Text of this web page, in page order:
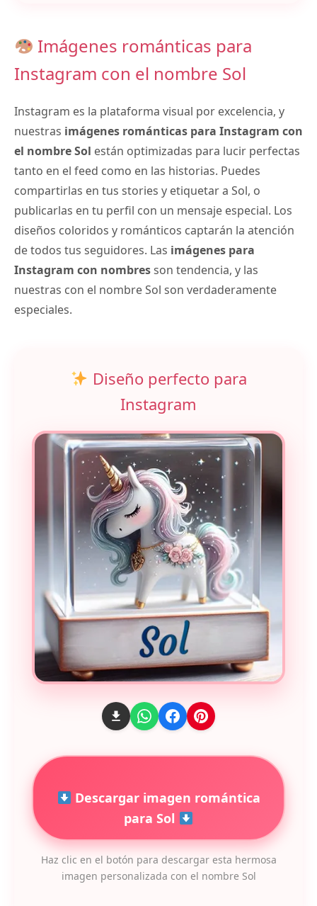
Imágenes románticas para
Instagram con el nombre Sol
Instagram es la plataforma visual por excelencia, y
nuestras imágenes románticas para Instagram con
el nombre Sol están optimizadas para lucir perfectas
tanto en el feed como en las historias. Puedes
compartirlas en tus stories y etiquetar a Sol, o
publicarlas en tu perfil con un mensaje especial. Los
diseños coloridos y románticos captarán la atención
de todos tus seguidores. Las imágenes para
Instagram con nombresson tendencia, y las
nuestras con el nombre Sol son verdaderamente
especiales.
Diseño perfecto para
Instagram
Descargar imagen romántica
para Sol
Haz clic en el botón para descargar esta hermosa
imagen personalizada con el nombre Sol